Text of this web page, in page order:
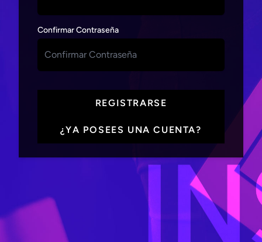
Confirmar Contraseña
REGISTRARSE
¿YA POSEES UNA CUENTA?